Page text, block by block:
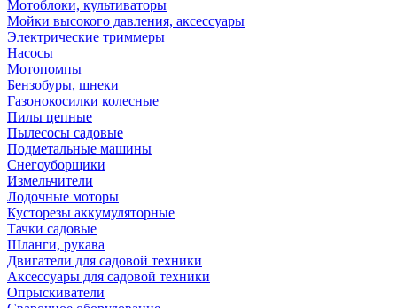
Мотоблоки, культиваторы
Мойки высокого давления, аксессуары
Электрические триммеры
Насосы
Мотопомпы
Бензобуры, шнеки
Газонокосилки колесные
Пилы цепные
Пылесосы садовые
Подметальные машины
Снегоуборщики
Измельчители
Лодочные моторы
Кусторезы аккумуляторные
Тачки садовые
Шланги, рукава
Двигатели для садовой техники
Аксессуары для садовой техники
Опрыскиватели